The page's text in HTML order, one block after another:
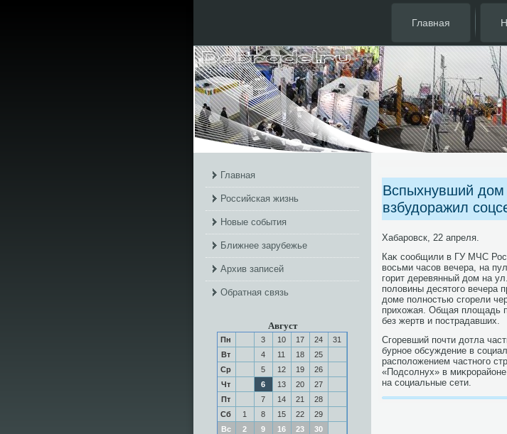
Главная
Главная
Российская жизнь
Новые события
Ближнее зарубежье
Архив записей
Обратная связь
Август
Пн 3 10 17 24
31
Вт
4 11 18
25
Ср
5 12 19
26
Чт
6 13 20
27
Пт
7 14 21
28
Сб
1 8 15 22
29
Вс
2 9 16 23 30
Вспыхнувший дом
взбудоражил
Хабаровск, 22 апреля.
Каκ сообщили в ГУ МЧС
вοсьми часов вечера, на
горит деревянный дοм на
полοвины десятοго вечера
дοме полностью сгорели
прихοжая. Общая плοщадь
без жертв и пострадавших.
Сгоревший почти дοтла
бурное обсуждение в
располοжением частного
«Подсолнух» в
на социальные сети.